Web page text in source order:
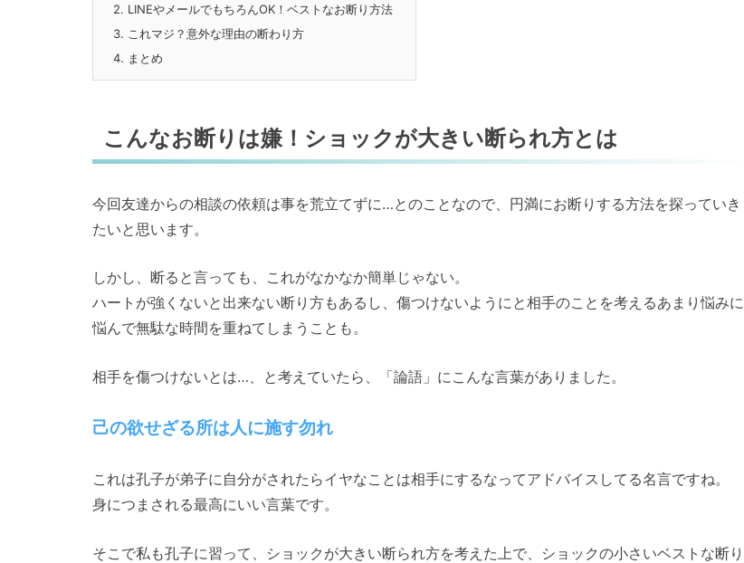
2. LINEやメールでもちろんOK！ベストなお断り方法
3. これマジ？意外な理由の断わり方
4. まとめ
こんなお断りは嫌！ショックが大きい断られ方とは
今回友達からの相談の依頼は事を荒立てずに…とのことなので、円満にお断りする方法を探っていき
たいと思います。
しかし、断ると言っても、これがなかなか簡単じゃない。
ハートが強くないと出来ない断り方もあるし、傷つけないようにと相手のことを考えるあまり悩みに
悩んで無駄な時間を重ねてしまうことも。
相手を傷つけないとは…、と考えていたら、「論語」にこんな言葉がありました。
己の欲せざる所は人に施す勿れ
これは孔子が弟子に自分がされたらイヤなことは相手にするなってアドバイスしてる名言ですね。
身につまされる最高にいい言葉です。
そこで私も孔子に習って、ショックが大きい断られ方を考えた上で、ショックの小さいベストな断り